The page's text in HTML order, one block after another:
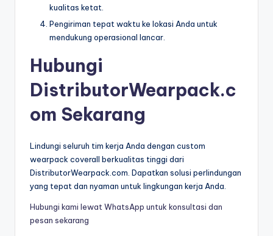
kualitas ketat.
Pengiriman tepat waktu ke lokasi Anda untuk
mendukung operasional lancar.
Hubungi
DistributorWearpack.c
om Sekarang
Lindungi seluruh tim kerja Anda dengan custom
wearpack coverall berkualitas tinggi dari
DistributorWearpack.com. Dapatkan solusi perlindungan
yang tepat dan nyaman untuk lingkungan kerja Anda.
Hubungi kami lewat WhatsApp untuk konsultasi dan
pesan sekarang